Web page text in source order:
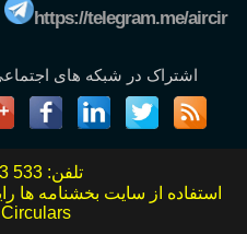
https://telegram.me/aircir
اشتراک در شبکه های
تلفن: 533
استفاده از سایت بخشنامه ها